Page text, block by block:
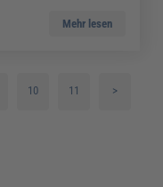
Mehr lesen
10 11 >